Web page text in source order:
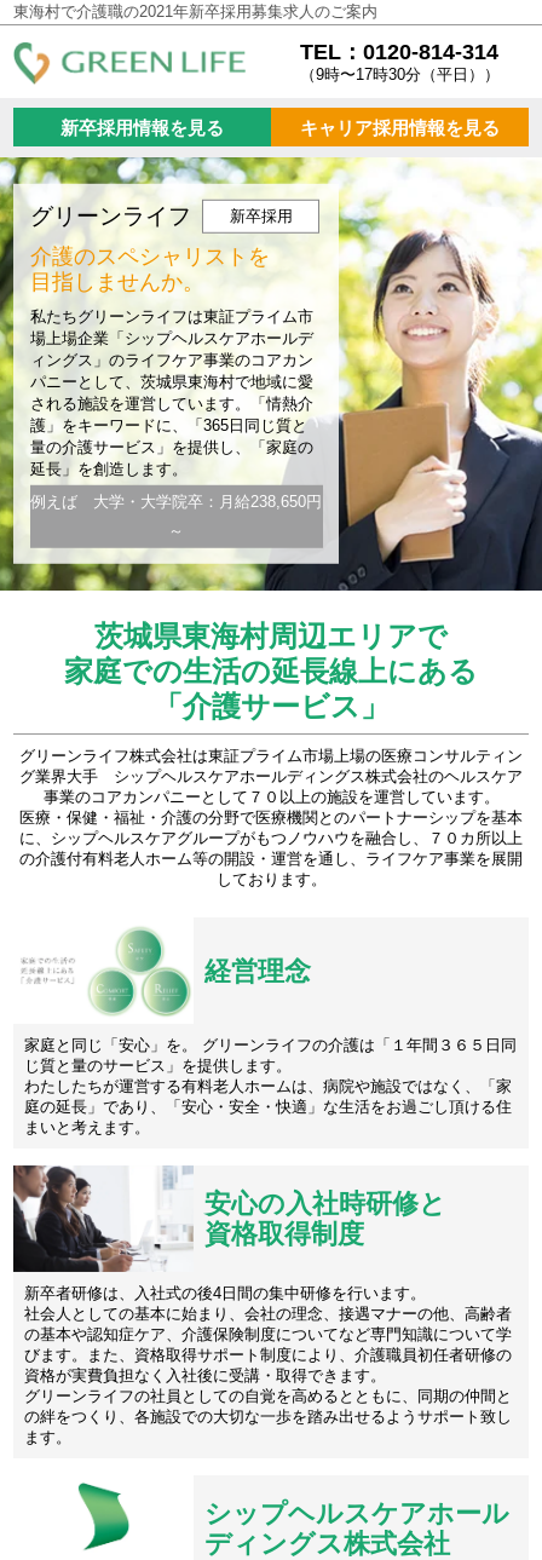
東海村で介護職の2021年新卒採用募集求人のご案内
TEL：0120-814-314
（9時〜17時30分（平日））
新卒採用情報を見る キャリア採用情報を見る
グリーンライフ 新卒採用
介護のスペシャリストを
目指しませんか。
私たちグリーンライフは東証プライム市
場上場企業「シップヘルスケアホールデ
ィングス」のライフケア事業のコアカン
パニーとして、茨城県東海村で地域に愛
される施設を運営しています。「情熱介
護」をキーワードに、「365日同じ質と
量の介護サービス」を提供し、「家庭の
延長」を創造します。
例えば 大学・大学院卒：月給238,650円
～
茨城県東海村周辺エリアで
家庭での生活の延長線上にある
「介護サービス」
グリーンライフ株式会社は東証プライム市場上場の医療コンサルティン
グ業界大手 シップヘルスケアホールディングス株式会社のヘルスケア
事業のコアカンパニーとして７０以上の施設を運営しています。
医療・保健・福祉・介護の分野で医療機関とのパートナーシップを基本
に、シップヘルスケアグループがもつノウハウを融合し、７０カ所以上
の介護付有料老人ホーム等の開設・運営を通し、ライフケア事業を展開
しております。
経営理念
家庭と同じ「安心」を。 グリーンライフの介護は「１年間３６５日同
じ質と量のサービス」を提供します。
わたしたちが運営する有料老人ホームは、病院や施設ではなく、「家
庭の延長」であり、「安心・安全・快適」な生活をお過ごし頂ける住
まいと考えます。
安心の入社時研修と
資格取得制度
新卒者研修は、入社式の後4日間の集中研修を行います。
社会人としての基本に始まり、会社の理念、接遇マナーの他、高齢者
の基本や認知症ケア、介護保険制度についてなど専門知識について学
びます。また、資格取得サポート制度により、介護職員初任者研修の
資格が実費負担なく入社後に受講・取得できます。
グリーンライフの社員としての自覚を高めるとともに、同期の仲間と
の絆をつくり、各施設での大切な一歩を踏み出せるようサポート致し
ます。
シップヘルスケアホール
ディングス株式会社